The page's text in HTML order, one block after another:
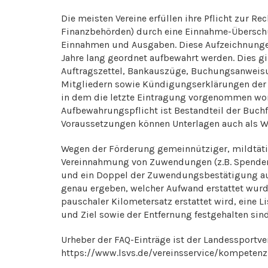
Die meisten Vereine erfüllen ihre Pflicht zur
Finanzbehörden) durch eine Einnahme-
Einnahmen und Ausgaben. Diese
Jahre lang geordnet aufbewahrt werden. Dies
Auftragszettel, Bankauszüge,
Mitgliedern sowie Kündigungserklärungen
in dem die letzte Eintragung vorgenommen
Aufbewahrungspflicht ist Bestandteil der
Voraussetzungen können Unterlagen auch als
Wegen der Förderung gemeinnütziger,
Vereinnahmung von Zuwendungen (z.B.
und ein Doppel der Zuwendungsbestätigung
genau ergeben, welcher Aufwand erstattet
pauschaler Kilometersatz erstattet wird, eine
und Ziel sowie der Entfernung festgehalten
Urheber der FAQ-Einträge ist der
https://www.lsvs.de/vereinsservice/